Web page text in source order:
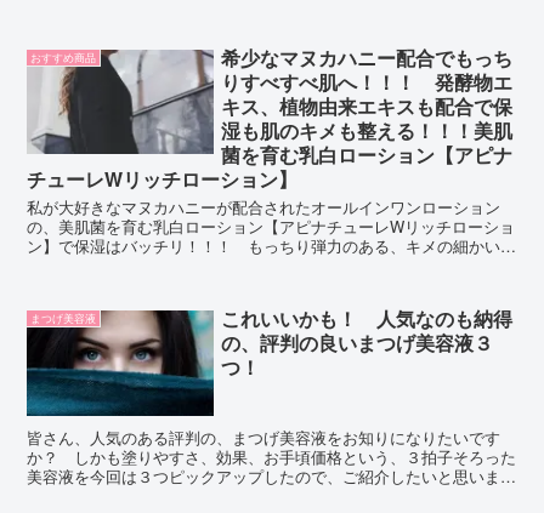
おすすめ商品
希少なマヌカハニー配合でもっち
りすべすべ肌へ！！！ 発酵物エ
キス、植物由来エキスも配合で保
湿も肌のキメも整える！！！美肌
菌を育む乳白ローション【アピナ
チューレWリッチローション】
私が大好きなマヌカハニーが配合されたオールインワンローション
の、美肌菌を育む乳白ローション【アピナチューレWリッチローショ
ン】で保湿はバッチリ！！！ もっちり弾力のある、キメの細かいお
まつげ美容液
これいいかも！ 人気なのも納得
の、評判の良いまつげ美容液３
つ！
皆さん、人気のある評判の、まつげ美容液をお知りになりたいです
か？ しかも塗りやすさ、効果、お手頃価格という、３拍子そろった
美容液を今回は３つピックアップしたので、ご紹介したいと思いま